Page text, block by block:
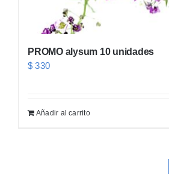
PROMO alysum 10 unidades
$ 330
Añadir al carrito